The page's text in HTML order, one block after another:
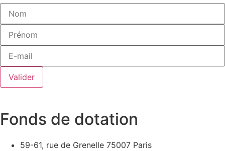
Valider
Fonds de dotation
59-61, rue de Grenelle 75007 Paris